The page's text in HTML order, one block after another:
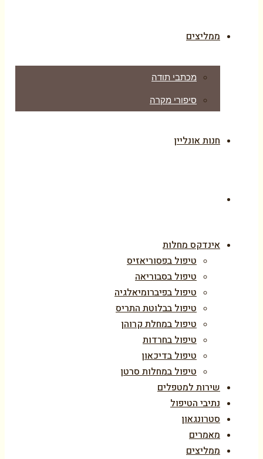
ממליצים
מכתבי תודה
סיפורי מקרה
חנות אונליין
אינדקס מחלות
טיפול בפסוריאזיס
טיפול בסבוריאה
טיפול בפיברומיאלגיה
טיפול בבלוטת התריס
טיפול במחלת קרוהן
טיפול בחרדות
טיפול בדיכאון
טיפול במחלות סרטן
שירות למטפלים
נתיבי הטיפול
סטרונגאון
מאמרים
ממליצים